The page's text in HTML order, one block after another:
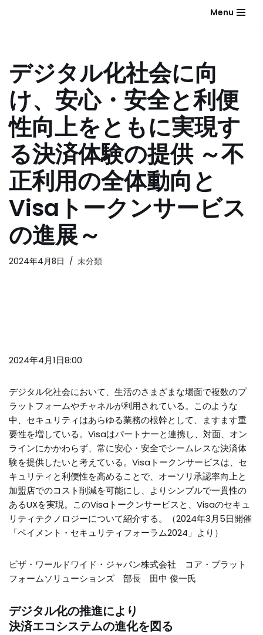
ン
ツ
へ
ス
キ
ッ
プ
Menu
デジタル化社会に向
け、安心・安全と利便
性向上をともに実現す
る決済体験の提供 ～不
正利用の全体動向と
Visaトークンサービス
の進展～
2024年4月8日 未分類
2024年4月1日8:00
デジタル化社会において、生活のさまざまな場面で複数のプ
ラットフォームやチャネルが利用されている。このような
中、セキュリティはあらゆる業務の根幹として、ますます重
要性を増している。Visaはパートナーと連携し、対面、オン
ラインにかかわらず、常に安心・安全でシームレスな決済体
験を提供したいと考えている。Visaトークンサービスは、セ
キュリティと利便性を高めることで、オーソリ承認率向上と
加盟店でのコスト削減を可能にし、よりシンプルで一貫性の
あるUXを実現。このVisaトークンサービスと、Visaのセキュ
リティテクノロジーについて紹介する。
（2024年3月5日開催
「ペイメント・セキュリティフォーラム2024」より）
ビザ・ワールドワイド・ジャパン株式会社 コア・プラット
フォームソリューションズ 部長 田中 俊一氏
デジタル化の推進により
決済エコシステムの進化を図る